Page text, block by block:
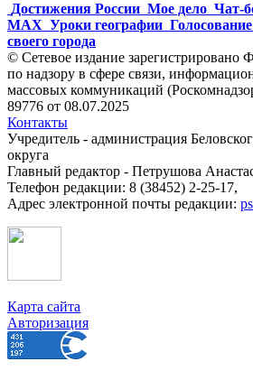
Достижения России Мое дело Чат-
MAX Уроки географии
своего города
© Сетевое издание зарегистрировано
по надзору в сфере связи,
массовых коммуникаций
89776 от 08.07.2025
Контакты
Учредитель - администрация
округа
Главный редактор - Петрушова
Телефон редакции: 8 (38452) 2-25-17,
Адрес электронной почты редакции:
Карта сайта
Авторизация